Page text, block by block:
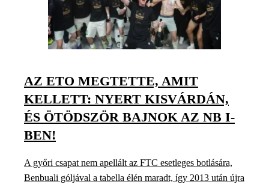
AZ ETO MEGTETTE, AMIT
KELLETT: NYERT KISVÁRDÁN,
ÉS ÖTÖDSZÖR BAJNOK AZ NB I-
BEN!
A győri csapat nem apellált az FTC esetleges botlására,
Benbuali góljával a tabella élén maradt, így 2013 után újra